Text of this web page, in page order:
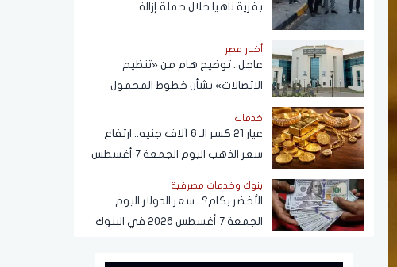
بقرية ناهيا خلال حملة إزالة
أخبار مصر
عاجل.. توضيح هام من «تنظيم
الاتصالات» بشأن خطوط المحمول
خدمات
عيار 21 كسر الـ 6 آلاف جنيه.. ارتفاع
سعر الذهب اليوم الجمعة 7 أغسطس
بنوك وخدمات مصرفية
الأخضر بكام؟.. سعر الدولار اليوم
الجمعة 7 أغسطس 2026 في البنوك